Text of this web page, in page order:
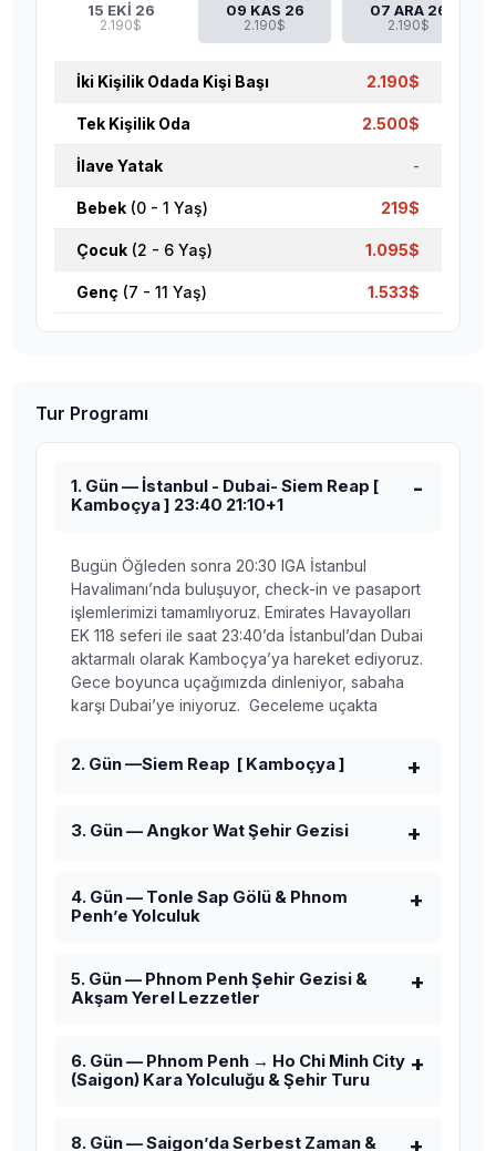
15 EKİ 26
2.190$
09 KAS 26
2.190$
07 ARA 26
2.190$
İki Kişilik Odada Kişi Başı 2.190$
Tek Kişilik Oda 2.500$
İlave Yatak -
Bebek (0 - 1 Yaş) 219$
Çocuk (2 - 6 Yaş) 1.095$
Genç (7 - 11 Yaş) 1.533$
Tur Programı
1. Gün — İstanbul - Dubai- Siem Reap [
Kamboçya ] 23:40 21:10+1
Bugün Öğleden sonra 20:30 IGA İstanbul
Havalimanı’nda buluşuyor, check-in ve pasaport
işlemlerimizi tamamlıyoruz. Emirates Havayolları
EK 118 seferi ile saat 23:40’da İstanbul’dan Dubai
aktarmalı olarak Kamboçya’ya hareket ediyoruz.
Gece boyunca uçağımızda dinleniyor, sabaha
karşı Dubai’ye iniyoruz. Geceleme uçakta
2. Gün —Siem Reap [ Kamboçya ]
3. Gün — Angkor Wat Şehir Gezisi
4. Gün — Tonle Sap Gölü & Phnom
Penh’e Yolculuk
5. Gün — Phnom Penh Şehir Gezisi &
Akşam Yerel Lezzetler
6. Gün — Phnom Penh → Ho Chi Minh City
(Saigon) Kara Yolculuğu & Şehir Turu
8. Gün — Saigon’da Serbest Zaman &